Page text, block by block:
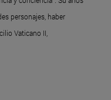
personajes, haber
Vaticano II,